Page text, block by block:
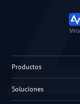
Productos
Soluciones